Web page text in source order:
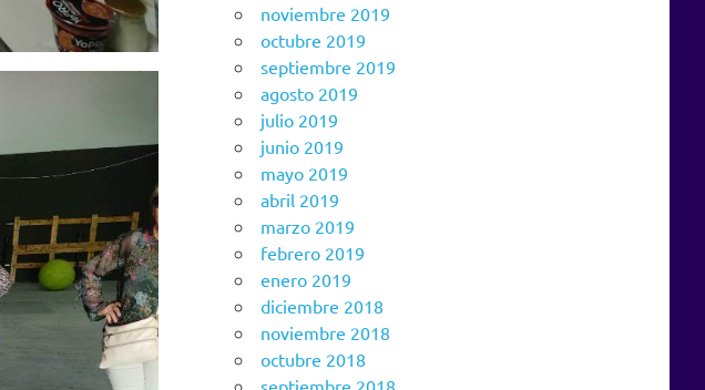
noviembre 2019
octubre 2019
septiembre 2019
agosto 2019
julio 2019
junio 2019
mayo 2019
abril 2019
marzo 2019
febrero 2019
enero 2019
diciembre 2018
noviembre 2018
octubre 2018